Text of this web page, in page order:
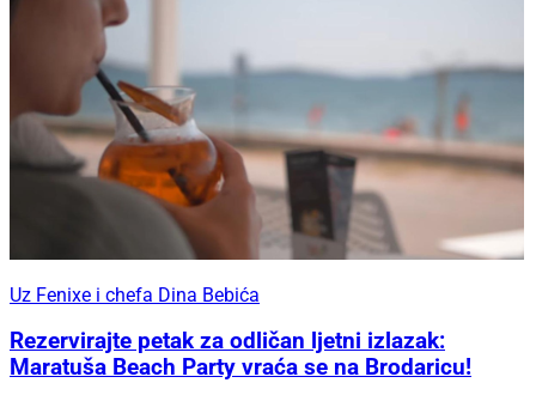
Uz Fenixe i chefa Dina Bebića
Rezervirajte petak za odličan ljetni izlazak:
Maratuša Beach Party vraća se na Brodaricu!